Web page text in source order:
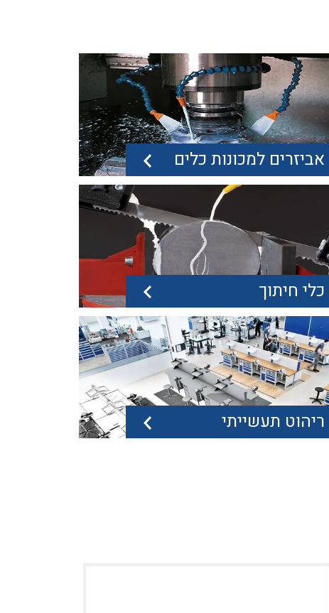
אביזרים למכונות כלים
אביזרים למכונות כלים
מלחציים מסוגים שונים, תוצרת חברת GERARDI,
ועוקצים תוצרת ROYAL, הינם חלק מן...
כלי חיתוך
כלי חיתוך
ריהוט תעשייתי